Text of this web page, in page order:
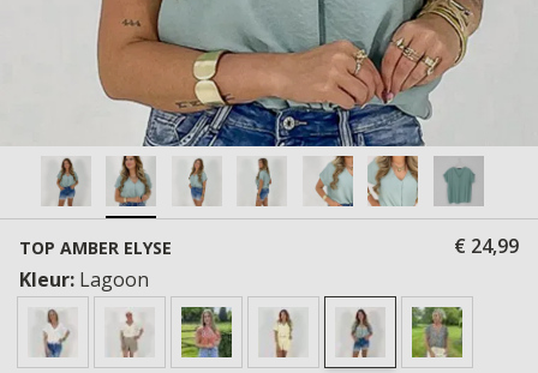
TOP AMBER ELYSE
€ 24,99
Kleur: Lagoon